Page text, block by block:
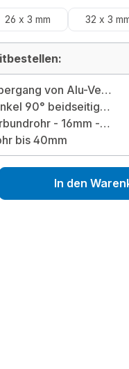
26 x 3 mm 32 x 3
Pipetec Schraubfitting -Übergang von Alu-Verbundrohr 16x2mm auf 1/2" Außengewinde Größe: 16 x 2 mm - 1/2 Zoll
Pipetec Schraubfitting-Winkel 90° beidseitig Alu-Verbundrohr 16 x 2 mm Größe: 90° 16 x 2 mm
Pipetec Kalibrierer für Verbundrohr - 16mm - 20mm - 26mm Größe: 16 mm - 20 mm - 26 mm
bis 40mm
In den